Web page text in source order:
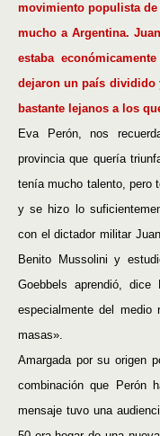
movimiento populista
mucho a Argentina.
estaba
dejaron un país dividido
bastante lejanos a los
Eva Perón, nos
provincia que quería
tenía mucho talento, pero
y se hizo lo
con el dictador militar
Benito Mussolini y
Goebbels aprendió,
especialmente del medio
masas».
Amargada por su origen
combinación que Perón
mensaje tuvo una